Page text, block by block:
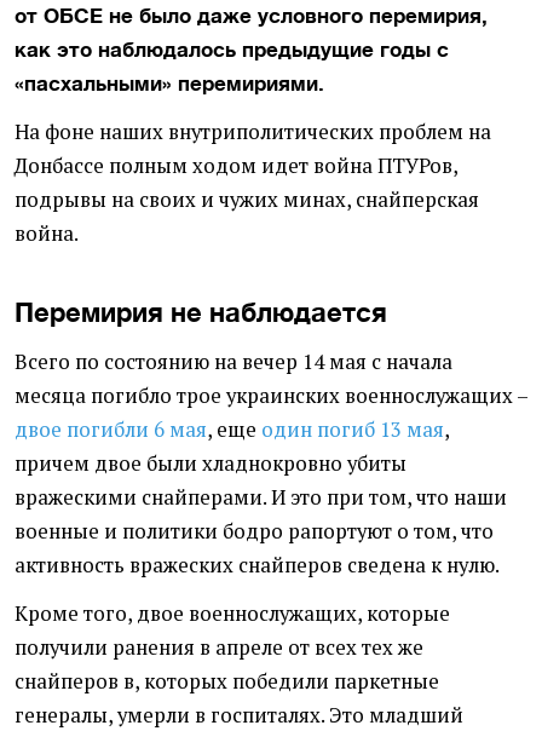
от ОБСЕ не было даже условного перемирия,
как это наблюдалось предыдущие годы с
«пасхальными» перемириями.
На фоне наших внутриполитических проблем на
Донбассе полным ходом идет война ПТУРов,
подрывы на своих и чужих минах, снайперская
война.
Перемирия не наблюдается
Всего по состоянию на вечер 14 мая с начала
месяца погибло трое украинских военнослужащих –
двое погибли 6 мая, еще один погиб 13 мая,
причем двое были хладнокровно убиты
вражескими снайперами. И это при том, что наши
военные и политики бодро рапортуют о том, что
активность вражеских снайперов сведена к нулю.
Кроме того, двое военнослужащих, которые
получили ранения в апреле от всех тех же
снайперов в, которых победили паркетные
генералы, умерли в госпиталях. Это младший